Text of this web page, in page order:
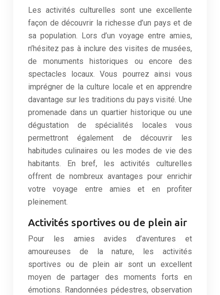
Les activités culturelles sont une excellente
façon de découvrir la richesse d’un pays et de
sa population. Lors d’un voyage entre amies,
n’hésitez pas à inclure des visites de musées,
de monuments historiques ou encore des
spectacles locaux. Vous pourrez ainsi vous
imprégner de la culture locale et en apprendre
davantage sur les traditions du pays visité. Une
promenade dans un quartier historique ou une
dégustation de spécialités locales vous
permettront également de découvrir les
habitudes culinaires ou les modes de vie des
habitants. En bref, les activités culturelles
offrent de nombreux avantages pour enrichir
votre voyage entre amies et en profiter
pleinement.
Activités sportives ou de plein air
Pour les amies avides d’aventures et
amoureuses de la nature, les activités
sportives ou de plein air sont un excellent
moyen de partager des moments forts en
émotions. Randonnées pédestres, observation